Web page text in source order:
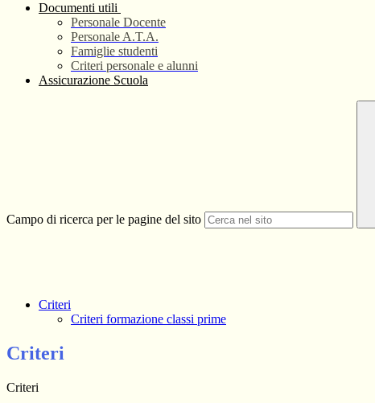
Documenti utili
Personale Docente
Personale A.T.A.
Famiglie studenti
Criteri personale e alunni
Assicurazione Scuola
Campo di ricerca per le pagine del sito
Criteri
Criteri formazione classi prime
Criteri
Criteri